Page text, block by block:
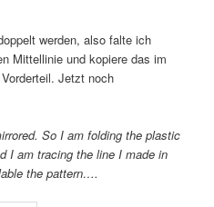
werden, also falte ich
Mittellinie und kopiere das im
Jetzt noch
So I am folding the plastic
I am tracing the line I made in
the pattern….